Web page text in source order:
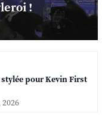
!
stylée pour Kevin First